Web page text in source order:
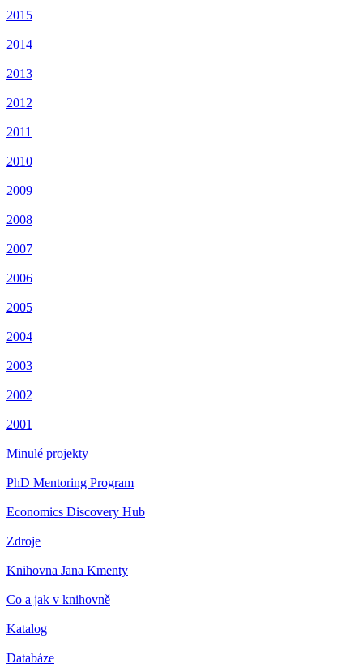
2015
2014
2013
2012
2011
2010
2009
2008
2007
2006
2005
2004
2003
2002
2001
Minulé projekty
PhD Mentoring Program
Economics Discovery Hub
Zdroje
Knihovna Jana Kmenty
Co a jak v knihovně
Katalog
Databáze